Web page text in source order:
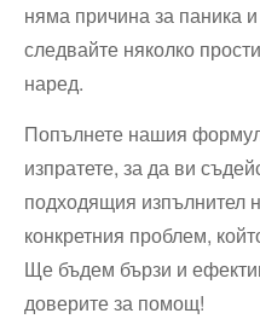
няма причина за паника
следвайте няколко
наред.
Попълнете нашия
изпратете, за да ви
подходящия изпълнител
конкретния проблем,
Ще бъдем бързи и
доверите за помощ!